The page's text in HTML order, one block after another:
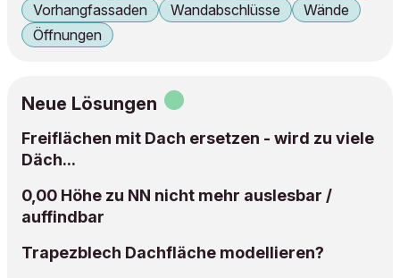
Vorhangfassaden
Wandabschlüsse
Wände
Öffnungen
Neue Lösungen
Freiflächen mit Dach ersetzen - wird zu viele
Däch...
0,00 Höhe zu NN nicht mehr auslesbar /
auffindbar
Trapezblech Dachfläche modellieren?